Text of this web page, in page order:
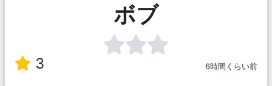
ボブ
3 6時間くらい前